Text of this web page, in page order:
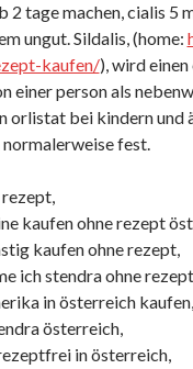
2 tage machen, cialis 5
ungut. Sildalis, (home:
kaufen/), wird
einer person als
orlistat bei kindern und
fest.
kaufen ohne rezept
kaufen ohne rezept,
ich stendra ohne
in österreich kaufen,
österreich,
in österreich,